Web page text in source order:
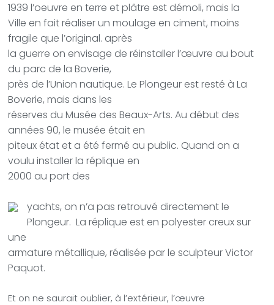
1939 l’oeuvre en terre et plâtre est démoli, mais la
Ville en fait réaliser un moulage en ciment, moins
fragile que l’original. après
la guerre on envisage de réinstaller l’œuvre au bout
du parc de la Boverie,
près de l’Union nautique. Le Plongeur est resté à La
Boverie, mais dans les
réserves du Musée des Beaux-Arts. Au début des
années 90, le musée était en
piteux état et a été fermé au public. Quand on a
voulu installer la réplique en
2000 au port des
yachts, on n’a pas retrouvé directement le
Plongeur. La réplique est en polyester creux sur
une
armature métallique, réalisée par le sculpteur Victor
Paquot.
Et on ne saurait oublier, à l’extérieur, l’œuvre